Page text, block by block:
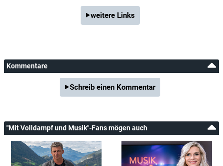
weitere Links
Kommentare
Schreib einen Kommentar
"Mit Volldampf und Musik"-Fans mögen auch